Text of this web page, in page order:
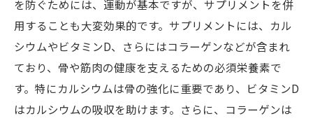
を防ぐためには、運動が基本ですが、サプリメントを併
用することも大変効果的です。サプリメントには、カル
シウムやビタミンD、さらにはコラーゲンなどが含まれ
ており、骨や筋肉の健康を支えるための必須栄養素で
す。特にカルシウムは骨の強化に重要であり、ビタミンD
はカルシウムの吸収を助けます。さらに、コラーゲンは